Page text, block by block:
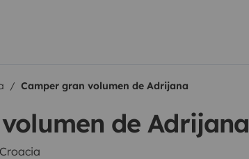
Camper gran volumen de Adrijana
de Adrijana